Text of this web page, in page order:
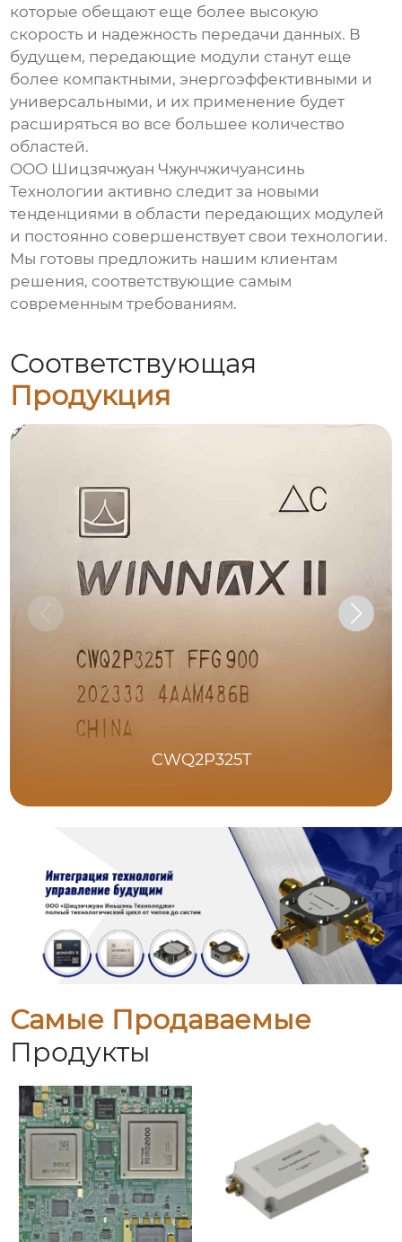
которые обещают еще более высокую
скорость и надежность передачи данных. В
будущем, передающие модули станут еще
более компактными, энергоэффективными и
универсальными, и их применение будет
расширяться во все большее количество
областей.
ООО Шицзячжуан Чжунчжичуансинь
Технологии активно следит за новыми
тенденциями в области передающих модулей
и постоянно совершенствует свои технологии.
Мы готовы предложить нашим клиентам
решения, соответствующие самым
современным требованиям.
Соответствующая
Продукция
CWQ2P325T
Самые Продаваемые
Продукты